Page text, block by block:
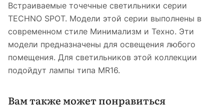
Встраиваемые точечные светильники серии
TECHNO SPOT. Модели этой серии выполнены в
современном стиле Минимализм и Техно. Эти
модели предназначены для освещения любого
помещения. Для светильников этой коллекции
подойдут лампы типа MR16.
Вам также может понравиться